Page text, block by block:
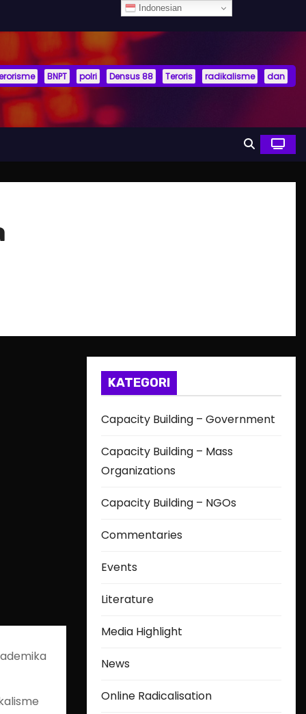
BNPT polri Densus 88 Teroris radikalisme dan
KATEGORI
Capacity Building – Government
Capacity Building – Mass
Organizations
Capacity Building – NGOs
Commentaries
Events
Literature
Media Highlight
News
Online Radicalisation
Indonesian